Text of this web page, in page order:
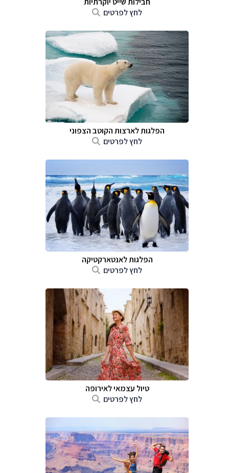
לחץ לפרטים
הפלגות לארצות הקוטב הצפוני
לחץ לפרטים
הפלגות לאנטארקטיקה
לחץ לפרטים
טיול עצמאי לאירופה
לחץ לפרטים